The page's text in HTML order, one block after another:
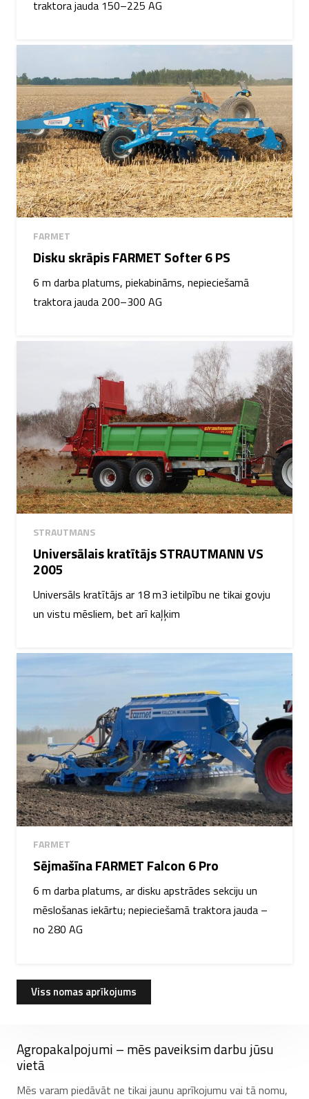
traktora jauda 150–225 AG
FARMET
Disku skrāpis FARMET Softer 6 PS
6 m darba platums, piekabināms, nepieciešamā
traktora jauda 200–300 AG
STRAUTMANS
Universālais kratītājs STRAUTMANN VS
2005
Universāls kratītājs ar 18 m3 ietilpību ne tikai govju
un vistu mēsliem, bet arī kaļķim
FARMET
Sējmašīna FARMET Falcon 6 Pro
6 m darba platums, ar disku apstrādes sekciju un
mēslošanas iekārtu; nepieciešamā traktora jauda –
no 280 AG
Viss nomas aprīkojums
Agropakalpojumi – mēs paveiksim darbu jūsu
vietā
Mēs varam piedāvāt ne tikai jaunu aprīkojumu vai tā nomu,